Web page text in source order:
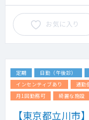
お気に入り
定期 日勤（午後診）
インセンティブあり
通勤
月1回勤務可
綺麗な施設
【東京都立川